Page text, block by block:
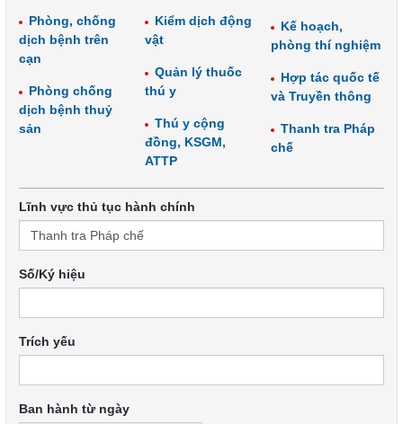
Phòng, chống
dịch bệnh trên
cạn
Phòng chống
dịch bệnh thuỷ
sản
Kiểm dịch động
vật
Quản lý thuốc
thú y
Thú y cộng
đồng, KSGM,
ATTP
Kế hoạch,
phòng thí nghiệm
Hợp tác quốc tế
và Truyền thông
Thanh tra Pháp
chế
Lĩnh vực thủ tục hành chính
Số/Ký hiệu
Trích yếu
Ban hành từ ngày